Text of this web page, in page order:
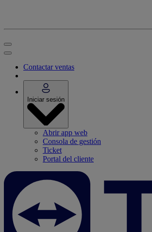
Contactar ventas
Iniciar sesión
Abrir app web
Consola de gestión
Ticket
Portal del cliente